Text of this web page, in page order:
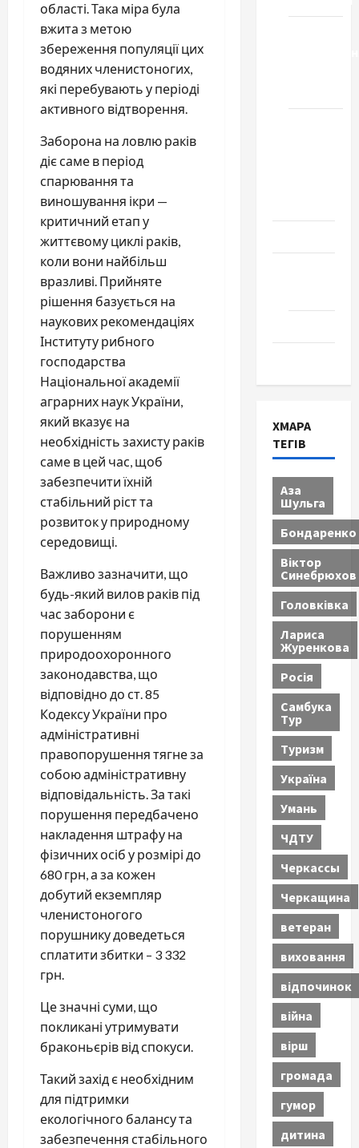
області. Така міра була
вжита з метою
збереження популяції цих
водяних членистоногих,
які перебувають у періоді
активного відтворення.
Заборона на ловлю раків
діє саме в період
спарювання та
виношування ікри —
критичний етап у
життєвому циклі раків,
коли вони найбільш
вразливі. Прийняте
рішення базується на
наукових рекомендаціях
Інституту рибного
господарства
Національної академії
аграрних наук України,
який вказує на
необхідність захисту раків
саме в цей час, щоб
забезпечити їхній
стабільний ріст та
розвиток у природному
середовищі.
Важливо зазначити, що
будь-який вилов раків під
час заборони є
порушенням
природоохоронного
законодавства, що
відповідно до ст. 85
Кодексу України про
адміністративні
правопорушення тягне за
собою адміністративну
відповідальність. За такі
порушення передбачено
накладення штрафу на
фізичних осіб у розмірі до
680 грн, а за кожен
добутий екземпляр
членистоногого
порушнику доведеться
сплатити збитки – 3 332
грн.
Це значні суми, що
покликані утримувати
браконьєрів від спокуси.
Такий захід є необхідним
для підтримки
екологічного балансу та
забезпечення стабільного
ХМАРА
ТЕГІВ
Аза
Шульга
Бондаренко
Віктор
Синебрюхов
Головківка
Лариса
Журенкова
Росія
Самбука
Тур
Туризм
Україна
Умань
ЧДТУ
Черкассы
Черкащина
ветеран
виховання
відпочинок
війна
вірш
громада
гумор
дитина